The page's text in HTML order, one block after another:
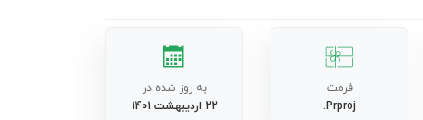
فرمت
Prproj.
به روز شده در
22 اردیبهشت 1401